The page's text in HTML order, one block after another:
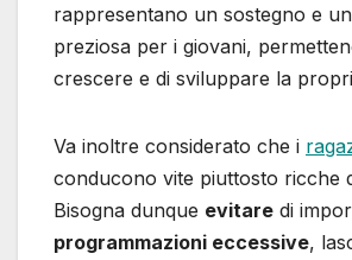
rappresentano un sostegno e
preziosa per i giovani,
crescere e di sviluppare la
Va inoltre considerato che i
conducono vite piuttosto ricche
Bisogna dunque evitare di
programmazioni eccessive,